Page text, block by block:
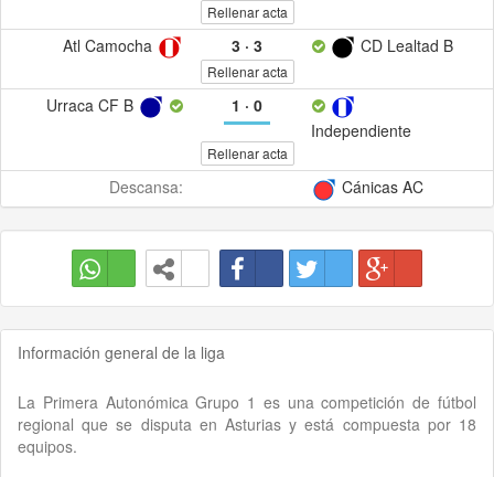
Rellenar acta
Atl Camocha 3· 3 CD Lealtad B
Rellenar acta
Urraca CF B 1 · 0
Independiente
Rellenar acta
Descansa: Cánicas AC
Información general de la liga
La Primera Autonómica Grupo 1 es una competición de fútbol
regional que se disputa en Asturias y está compuesta por 18
equipos.